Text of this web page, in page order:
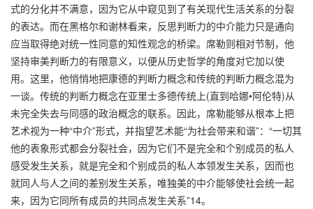
式的分化并不满意，因为它从中窥见到了有关现代生活关系的分裂
的表达。而在黑格尔和谢林看来，反思判断力的中介能力只是通向
应当取得绝对统一性同意的知性观念的桥梁。席勒则相对节制，他
坚持审美判断力的有限意义，以便从历史哲学的角度对它加以使
用。这里，他悄悄地把康德的判断力概念和传统的判断力概念混为
一谈。传统的判断力概念在亚里士多德传统上(直到哈娜•阿伦特)从
未完全失去与同感的政治概念的联系。因此，席勒能够从根本上把
艺术视为一种“中介”形式，并指望艺术能“为社会带来和谐”：“一切其
他的表象形式都会分裂社会，因为它们不是完全和个别成员的私人
感受发生关系，就是完全和个别成员的私人本领发生关系，因而也
就同人与人之间的差别发生关系，唯独美的中介能够使社会统一起
来，因为它同所有成员的共同点发生关系”14。